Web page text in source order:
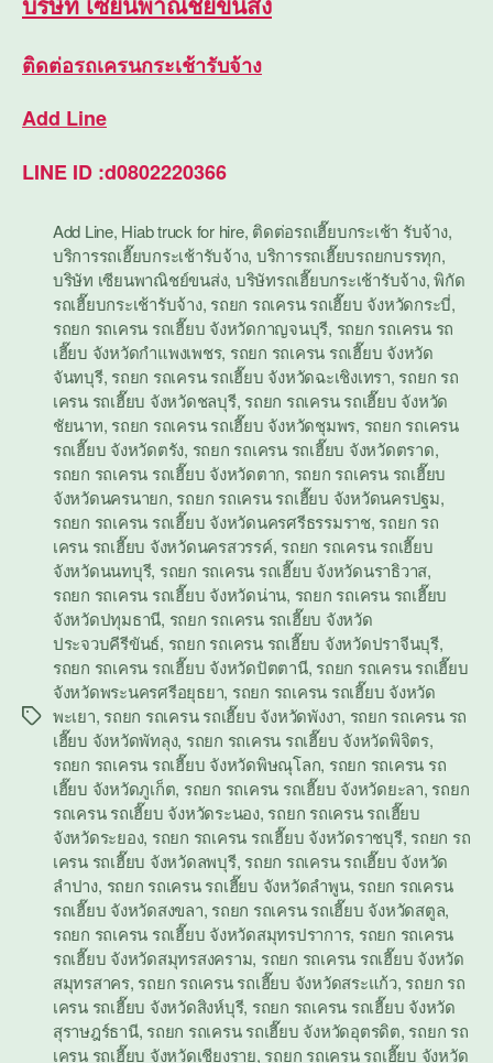
ติดต่อรถเครนกระเช้ารับจ้าง
Add Line
LINE ID :d0802220366
Tags
Add Line, Hiab truck for hire, ติดต่อรถเฮี๊ยบกระเช้า รับจ้าง,
บริการรถเฮี๊ยบกระเช้ารับจ้าง, บริการรถเฮี๊ยบรถยกบรรทุก,
บริษัท เซียนพาณิชย์ขนส่ง, บริษัทรถเฮี๊ยบกระเช้ารับจ้าง,พิกัด
รถเฮี๊ยบกระเช้ารับจ้าง, รถยก รถเครน รถเฮี๊ยบ จังหวัดกระบี่,
รถยก รถเครน รถเฮี๊ยบ จังหวัดกาญจนบุรี, รถยก รถเครน รถ
เฮี๊ยบ จังหวัดกำแพงเพชร, รถยก รถเครน รถเฮี๊ยบ จังหวัด
จันทบุรี, รถยก รถเครน รถเฮี๊ยบ จังหวัดฉะเชิงเทรา, รถยก รถ
เครน รถเฮี๊ยบ จังหวัดชลบุรี, รถยก รถเครน รถเฮี๊ยบ จังหวัด
ชัยนาท, รถยก รถเครน รถเฮี๊ยบ จังหวัดชุมพร, รถยก รถเครน
รถเฮี๊ยบ จังหวัดตรัง, รถยก รถเครน รถเฮี๊ยบ จังหวัดตราด,
รถยก รถเครน รถเฮี๊ยบ จังหวัดตาก, รถยก รถเครน รถเฮี๊ยบ
จังหวัดนครนายก, รถยก รถเครน รถเฮี๊ยบ จังหวัดนครปฐม,
รถยก รถเครน รถเฮี๊ยบ จังหวัดนครศรีธรรมราช, รถยก รถ
เครน รถเฮี๊ยบ จังหวัดนครสวรรค์, รถยก รถเครน รถเฮี๊ยบ
จังหวัดนนทบุรี, รถยก รถเครน รถเฮี๊ยบ จังหวัดนราธิวาส,
รถยก รถเครน รถเฮี๊ยบ จังหวัดน่าน, รถยก รถเครน รถเฮี๊ยบ
จังหวัดปทุมธานี, รถยก รถเครน รถเฮี๊ยบ จังหวัด
ประจวบคีรีขันธ์, รถยก รถเครน รถเฮี๊ยบ จังหวัดปราจีนบุรี,
รถยก รถเครน รถเฮี๊ยบ จังหวัดปัตตานี, รถยก รถเครน รถเฮี๊ยบ
จังหวัดพระนครศรีอยุธยา, รถยก รถเครน รถเฮี๊ยบ จังหวัด
พะเยา, รถยก รถเครน รถเฮี๊ยบ จังหวัดพังงา, รถยก รถเครน รถ
เฮี๊ยบ จังหวัดพัทลุง, รถยก รถเครน รถเฮี๊ยบ จังหวัดพิจิตร,
รถยก รถเครน รถเฮี๊ยบ จังหวัดพิษณุโลก, รถยก รถเครน รถ
เฮี๊ยบ จังหวัดภูเก็ต, รถยก รถเครน รถเฮี๊ยบ จังหวัดยะลา, รถยก
รถเครน รถเฮี๊ยบ จังหวัดระนอง, รถยก รถเครน รถเฮี๊ยบ
จังหวัดระยอง, รถยก รถเครน รถเฮี๊ยบ จังหวัดราชบุรี, รถยก รถ
เครน รถเฮี๊ยบ จังหวัดลพบุรี, รถยก รถเครน รถเฮี๊ยบ จังหวัด
ลำปาง, รถยก รถเครน รถเฮี๊ยบ จังหวัดลำพูน, รถยก รถเครน
รถเฮี๊ยบ จังหวัดสงขลา, รถยก รถเครน รถเฮี๊ยบ จังหวัดสตูล,
รถยก รถเครน รถเฮี๊ยบ จังหวัดสมุทรปราการ, รถยก รถเครน
รถเฮี๊ยบ จังหวัดสมุทรสงคราม, รถยก รถเครน รถเฮี๊ยบ จังหวัด
สมุทรสาคร, รถยก รถเครน รถเฮี๊ยบ จังหวัดสระแก้ว, รถยก รถ
เครน รถเฮี๊ยบ จังหวัดสิงห์บุรี, รถยก รถเครน รถเฮี๊ยบ จังหวัด
สุราษฎร์ธานี, รถยก รถเครน รถเฮี๊ยบ จังหวัดอุตรดิต, รถยก รถ
เครน รถเฮี๊ยบ จังหวัดเชียงราย, รถยก รถเครน รถเฮี๊ยบ จังหวัด